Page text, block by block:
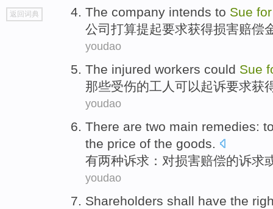
go
top
返回词典 The company intends to Sue
公司 打算提起要求获得损害赔偿
youdao
The injured workers could Sue
那些受伤的工人 可以起诉要求获
youdao
There are two main remedies:
the price of the goods.
有两种诉求 ：对损害赔偿的诉求
youdao
Shareholders shall have the